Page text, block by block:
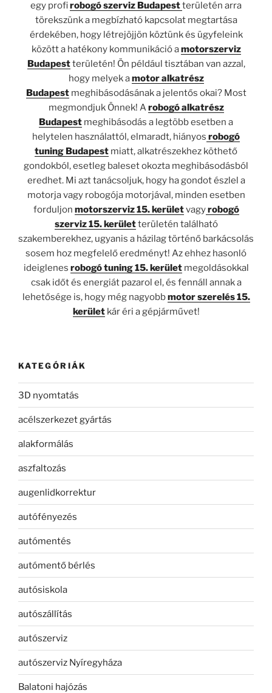
egy profirobogó szerviz Budapestterületén arra
törekszünk a megbízható kapcsolat megtartása
érdekében, hogy létrejöjjön köztünk és ügyfeleink
között a hatékony kommunikáció amotorszerviz
Budapestterületén! Ön például tisztában van azzal,
hogy melyek amotor alkatrész
Budapestmeghibásodásának a jelentős okai? Most
megmondjuk Önnek! Arobogó alkatrész
Budapest meghibásodás a legtöbb esetben a
helytelen használattól, elmaradt, hiányos robogó
tuning Budapest miatt, alkatrészekhez köthető
gondokból, esetleg baleset okozta meghibásodásból
eredhet. Mi azt tanácsoljuk, hogy ha gondot észlel a
motorja vagy robogója motorjával, minden esetben
forduljon motorszerviz 15. kerületvagyrobogó
szerviz 15. kerületterületén található
szakemberekhez, ugyanis a házilag történő barkácsolás
sosem hoz megfelelő eredményt! Az ehhez hasonló
ideiglenes robogó tuning 15. kerületmegoldásokkal
csak időt és energiát pazarol el, és fennáll annak a
lehetősége is, hogy még nagyobbmotor szerelés 15.
kerületkár éri a gépjárművet!
KATEGÓRIÁK
3D nyomtatás
acélszerkezet gyártás
alakformálás
aszfaltozás
augenlidkorrektur
autófényezés
autómentés
autómentő bérlés
autósiskola
autószállítás
autószerviz
autószerviz Nyíregyháza
Balatoni hajózás